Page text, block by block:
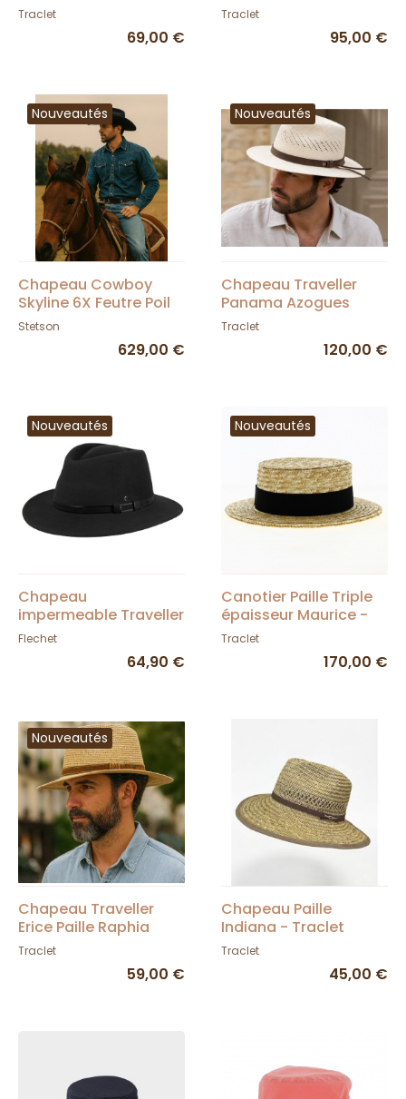
Laulhère
Traclet
69,00 €
Traclet
Traclet
95,00 €
Nouveautés
Chapeau Cowboy
Skyline 6X Feutre Poil
Noir - Stetson
Stetson
629,00 €
Nouveautés
Chapeau Traveller
Panama Azogues
Naturel - Traclet
Traclet
120,00 €
Nouveautés
Chapeau
impermeable Traveller
Langres Crushable
Feutre Noir - Flechet
Flechet
64,90 €
Nouveautés
Canotier Paille Triple
épaisseur Maurice -
Traclet
Traclet
170,00 €
Nouveautés
Chapeau Traveller
Erice Paille Raphia
Naturelle - Traclet
Traclet
59,00 €
Chapeau Paille
Indiana - Traclet
Traclet
45,00 €